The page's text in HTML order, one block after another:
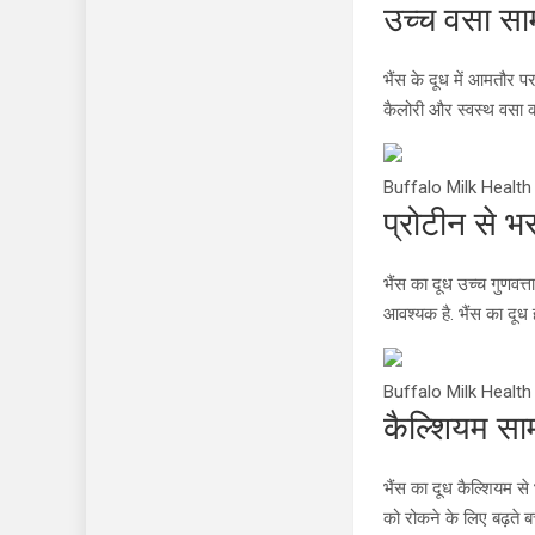
उच्च वसा
भैंस के दूध में आमतौर पर
कैलोरी और स्वस्थ वसा
Buffalo Milk
प्रोटीन से
भैंस का दूध उच्च
आवश्यक है. भैंस का दूध
Buffalo Milk
कैल्शियम
भैंस का दूध कैल्शियम से
को रोकने के लिए बढ़ते